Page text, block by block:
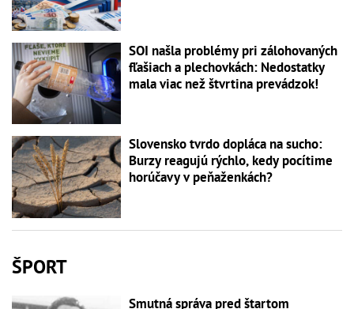
SOI našla problémy pri zálohovaných
fľašiach a plechovkách: Nedostatky
mala viac než štvrtina prevádzok!
Slovensko tvrdo dopláca na sucho:
Burzy reagujú rýchlo, kedy pocítime
horúčavy v peňaženkách?
ŠPORT
Smutná správa pred štartom